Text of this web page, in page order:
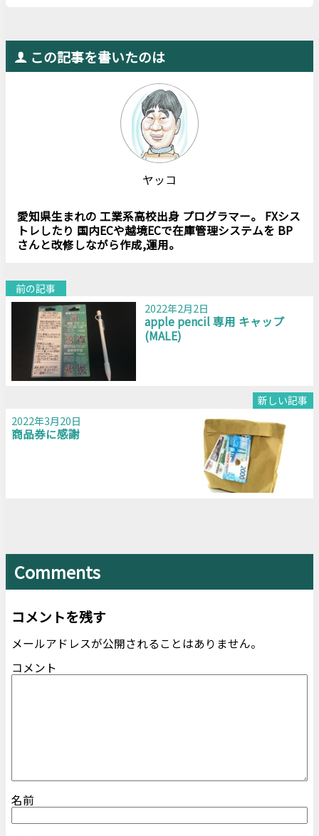
この記事を書いたのは
ヤッコ
愛知県生まれの 工業系高校出身 プログラマー。 FXシス
トレしたり 国内ECや越境ECで在庫管理システムを BP
さんと改修しながら作成,運用。
前の記事
2022年2月2日
apple pencil 専用 キャップ
(MALE)
新しい記事
2022年3月20日
商品券に感謝
Comments
コメントを残す
メールアドレスが公開されることはありません。
コメント
名前